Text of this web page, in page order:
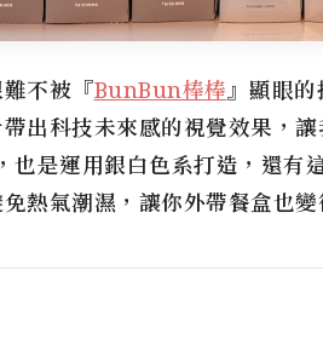
不被『BunBun棒棒』顯眼
出科技未來感的視覺效果，
，也是運用銀白色系打造，還有
熱氣潮濕，讓你外帶餐盒也變